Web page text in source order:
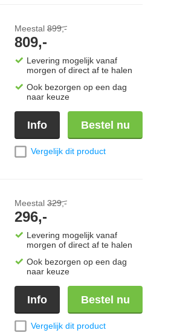
Meestal 899,-
809,-
Levering mogelijk vanaf
morgen of direct af te halen
Ook bezorgen op een dag
naar keuze
Info Bestel nu
Vergelijk dit product
Meestal 329,-
296,-
Levering mogelijk vanaf
morgen of direct af te halen
Ook bezorgen op een dag
naar keuze
Info Bestel nu
Vergelijk dit product